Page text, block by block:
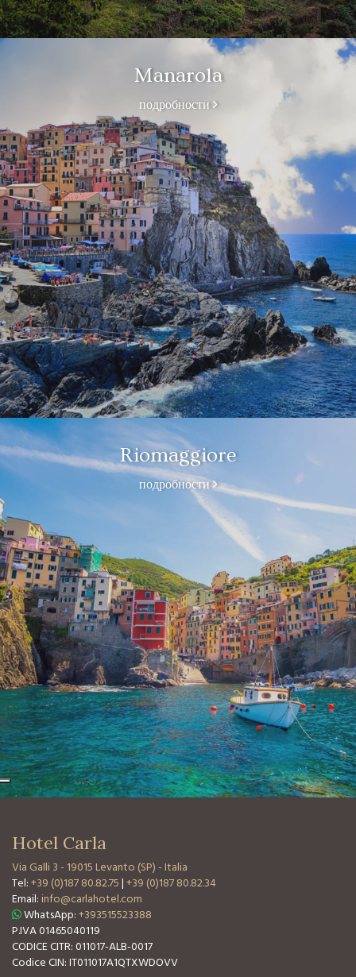
Manarola
подробности
Riomaggiore
подробности
Hotel Carla
Via Galli 3- 19015 Levanto (SP) - Italia
Tel:+39 (0)187 80.82.75|+39 (0)187 80.82.34
Email: info@carlahotel.com
WhatsApp:+393515523388
P.IVA 01465040119
CODICE CITR: 011017-ALB-0017
Codice CIN: IT011017A1QTXWDOVV